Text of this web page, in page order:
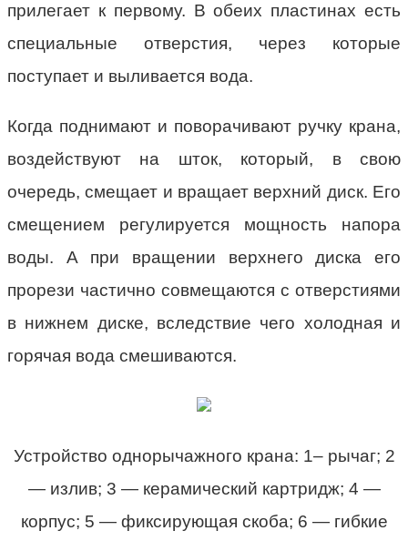
прилегает к первому. В обеих пластинах есть
специальные отверстия, через которые
поступает и выливается вода.
Когда поднимают и поворачивают ручку крана,
воздействуют на шток, который, в свою
очередь, смещает и вращает верхний диск. Его
смещением регулируется мощность напора
воды. А при вращении верхнего диска его
прорези частично совмещаются с отверстиями
в нижнем диске, вследствие чего холодная и
горячая вода смешиваются.
Устройство однорычажного крана: 1– рычаг; 2
— излив; 3 — керамический картридж; 4 —
корпус; 5 — фиксирующая скоба; 6 — гибкие